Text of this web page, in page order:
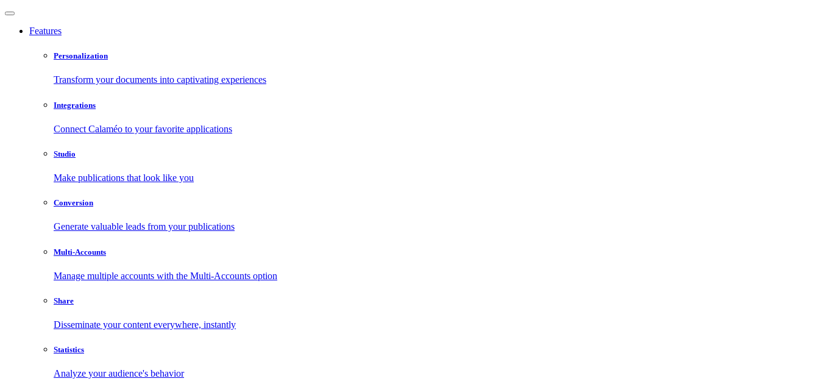
Features
Personalization
Transform your documents into captivating experiences
Integrations
Connect Calaméo to your favorite applications
Studio
Make publications that look like you
Conversion
Generate valuable leads from your publications
Multi-Accounts
Manage multiple accounts with the Multi-Accounts option
Share
Disseminate your content everywhere, instantly
Statistics
Analyze your audience's behavior